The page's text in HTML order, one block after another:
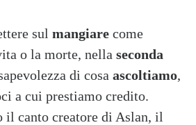
sul mangiare come
o la morte, nella seconda
di cosa ascoltiamo,
a cui prestiamo credito.
il canto creatore di Aslan, il